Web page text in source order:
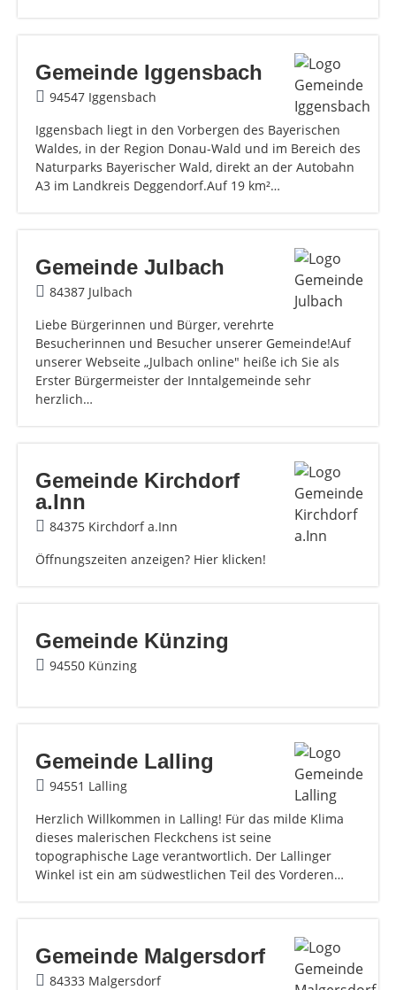
Gemeinde Iggensbach
94547 Iggensbach
Iggensbach liegt in den Vorbergen des Bayerischen
Waldes, in der Region Donau-Wald und im Bereich des
Naturparks Bayerischer Wald, direkt an der Autobahn
A3 im Landkreis Deggendorf.Auf 19 km²…
Gemeinde Julbach
84387 Julbach
Liebe Bürgerinnen und Bürger, verehrte
Besucherinnen und Besucher unserer Gemeinde!Auf
unserer Webseite „Julbach online" heiße ich Sie als
Erster Bürgermeister der Inntalgemeinde sehr
herzlich…
Gemeinde Kirchdorf
a.Inn
84375 Kirchdorf a.Inn
Öffnungszeiten anzeigen? Hier klicken!
Gemeinde Künzing
94550 Künzing
Gemeinde Lalling
94551 Lalling
Herzlich Willkommen in Lalling! Für das milde Klima
dieses malerischen Fleckchens ist seine
topographische Lage verantwortlich. Der Lallinger
Winkel ist ein am südwestlichen Teil des Vorderen…
Gemeinde Malgersdorf
84333 Malgersdorf